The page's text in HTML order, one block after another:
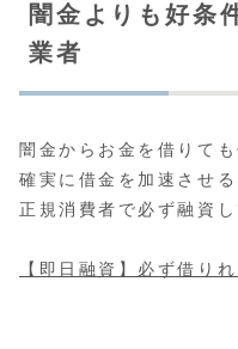
闇金よりも好条
業者
闇金からお金を借りて
確実に借金を加速させる
正規消費者で必ず融資
【即日融資】必ず借り